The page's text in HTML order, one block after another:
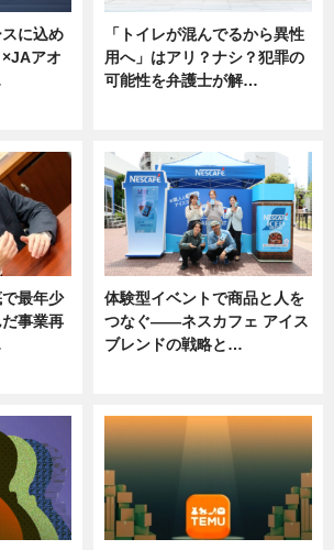
に込め
アオ
「トイレが混んでるから異性
用へ」はアリ？ナシ？犯罪の
可能性を弁護士が解…
最年少
事業再
体験型イベントで商品と人を
つなぐ――ネスカフェ アイス
ブレンドの戦略と…